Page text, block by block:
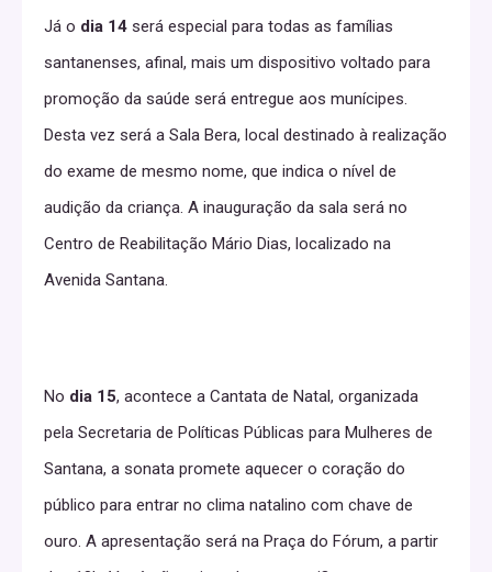
Já o dia 14 será especial para todas as famílias
santanenses, afinal, mais um dispositivo voltado para
promoção da saúde será entregue aos munícipes.
Desta vez será a Sala Bera, local destinado à realização
do exame de mesmo nome, que indica o nível de
audição da criança. A inauguração da sala será no
Centro de Reabilitação Mário Dias, localizado na
Avenida Santana.
No dia 15, acontece a Cantata de Natal, organizada
pela Secretaria de Políticas Públicas para Mulheres de
Santana, a sonata promete aquecer o coração do
público para entrar no clima natalino com chave de
ouro. A apresentação será na Praça do Fórum, a partir